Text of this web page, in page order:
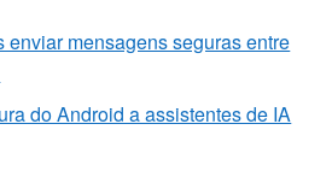
enviar mensagens seguras entre
do Android a assistentes de IA